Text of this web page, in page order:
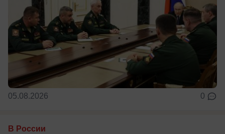
05.08.2026 0
В России